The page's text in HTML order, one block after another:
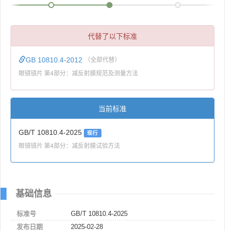
代替了以下标准
GB 10810.4-2012 （全部代替）
眼镜镜片 第4部分：减反射膜规范及测量方法
当前标准
GB/T 10810.4-2025 现行
眼镜镜片 第4部分：减反射膜试验方法
基础信息
标准号
GB/T 10810.4-2025
发布日期
2025-02-28